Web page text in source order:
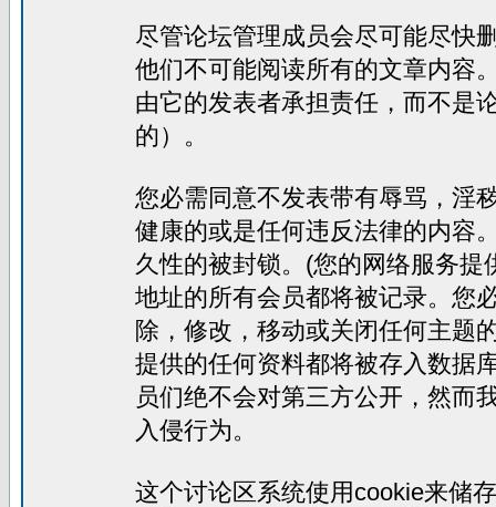
尽管论坛管理成员会尽可能尽快
他们不可能阅读所有的文章内容
由它的发表者承担责任，而不是
的）。
您必需同意不发表带有辱骂，淫
健康的或是任何违反法律的内容
久性的被封锁。(您的网络服务
地址的所有会员都将被记录。您
除，修改，移动或关闭任何主题
提供的任何资料都将被存入数据
员们绝不会对第三方公开，然而
入侵行为。
这个讨论区系统使用cookie来储